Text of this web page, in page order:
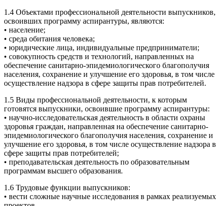
1.4 Объектами профессиональной деятельности выпускников,
освоивших программу аспирантуры, являются:
• население;
• среда обитания человека;
• юридические лица, индивидуальные предприниматели;
• совокупность средств и технологий, направленных на
обеспечение санитарно-эпидемиологического благополучия
населения, сохранение и улучшение его здоровья, в том числе
осуществление надзора в сфере защиты прав потребителей.
1.5 Виды профессиональной деятельности, к которым
готовятся выпускники, освоившие программу аспирантуры:
• научно-исследовательская деятельность в области охраны
здоровья граждан, направленная на обеспечение санитарно-
эпидемиологического благополучия населения, сохранение и
улучшение его здоровья, в том числе осуществление надзора в
сфере защиты прав потребителей;
• преподавательская деятельность по образовательным
программам высшего образования.
1.6 Трудовые функции выпускников:
• вести сложные научные исследования в рамках реализуемых